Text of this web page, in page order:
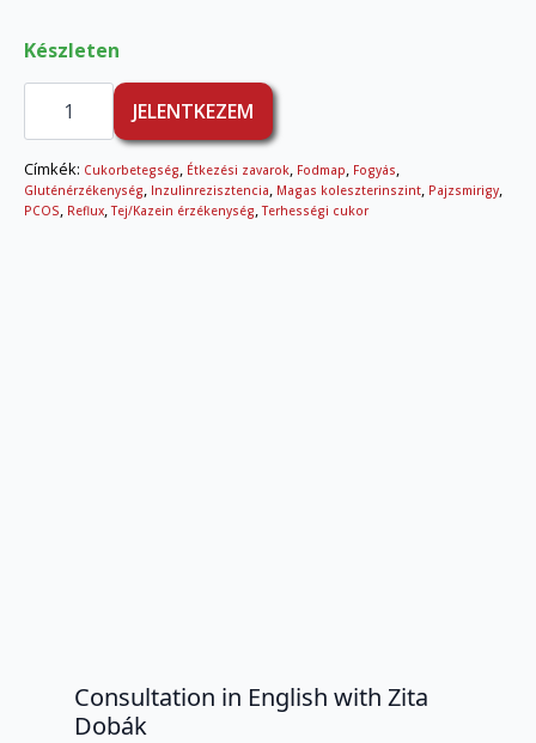
Készleten
Dietetikai
konzultáció
kontroll
csomag
mennyiség
JELENTKEZEM
Címkék: Cukorbetegség, Étkezési zavarok, Fodmap, Fogyás,
Gluténérzékenység, Inzulinrezisztencia, Magas koleszterinszint, Pajzsmirigy,
PCOS, Reflux,Tej/Kazein érzékenység,Terhességi cukor
Consultation in English with Zita
Dobák